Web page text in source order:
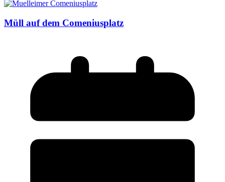
Müll auf dem Comeniusplatz